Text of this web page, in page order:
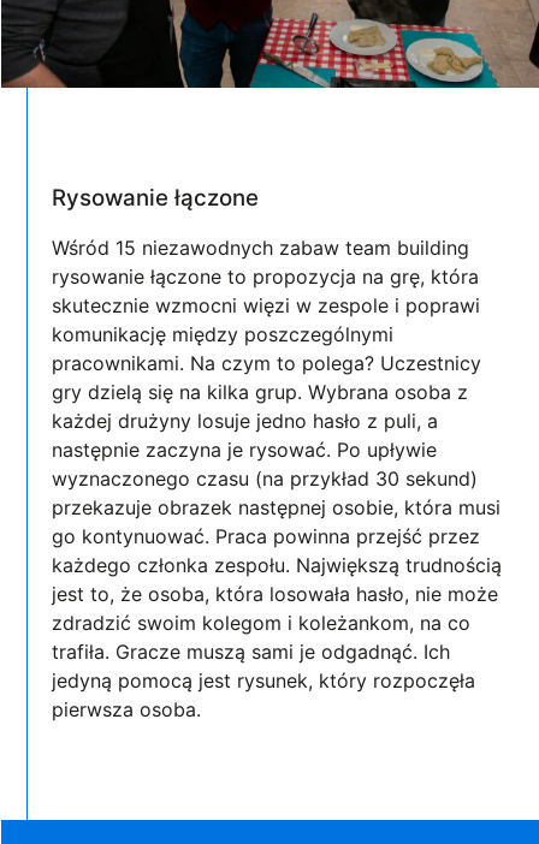
Rysowanie łączone
Wśród 15 niezawodnych zabaw team building
rysowanie łączone to propozycja na grę, która
skutecznie wzmocni więzi w zespole i poprawi
komunikację między poszczególnymi
pracownikami. Na czym to polega? Uczestnicy
gry dzielą się na kilka grup. Wybrana osoba z
każdej drużyny losuje jedno hasło z puli, a
następnie zaczyna je rysować. Po upływie
wyznaczonego czasu (na przykład 30 sekund)
przekazuje obrazek następnej osobie, która musi
go kontynuować. Praca powinna przejść przez
każdego członka zespołu. Największą trudnością
jest to, że osoba, która losowała hasło, nie może
zdradzić swoim kolegom i koleżankom, na co
trafiła. Gracze muszą sami je odgadnąć. Ich
jedyną pomocą jest rysunek, który rozpoczęła
pierwsza osoba.